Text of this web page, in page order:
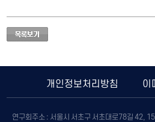
개인정보처리방침 이
연구회주소 : 서울시 서초구 서초대로78길 42,